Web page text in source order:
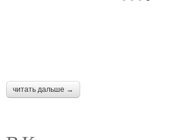
читать дальше →